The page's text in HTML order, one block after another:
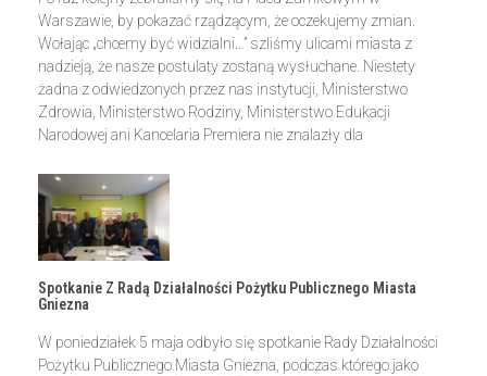
Warszawie, by pokazać rządzącym, że oczekujemy zmian.
Wołając „chcemy być widzialni…” szliśmy ulicami miasta z
nadzieją, że nasze postulaty zostaną wysłuchane. Niestety
żadna z odwiedzonych przez nas instytucji, Ministerstwo
Zdrowia, Ministerstwo Rodziny, Ministerstwo Edukacji
Narodowej ani Kancelaria Premiera nie znalazły dla
Spotkanie Z Radą Działalności Pożytku Publicznego Miasta
Gniezna
W poniedziałek 5 maja odbyło się spotkanie Rady Działalności
Pożytku Publicznego Miasta Gniezna, podczas którego jako